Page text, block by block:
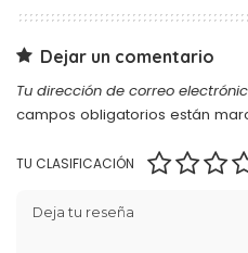
Dejar un comentario
Tu dirección de correo
campos obligatorios están
TU CLASIFICACIÓN